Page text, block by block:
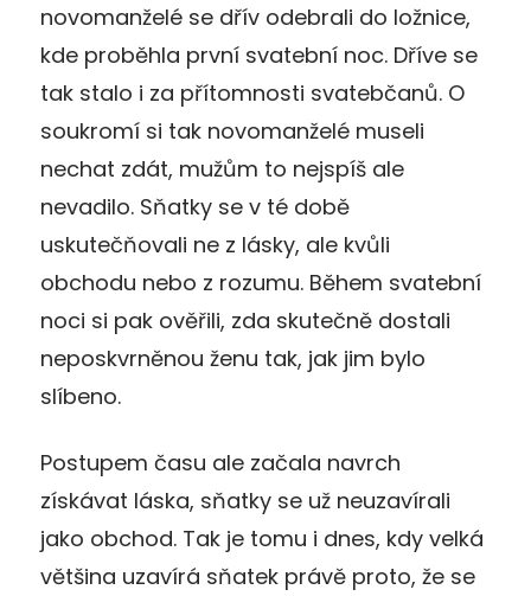
novomanželé se dřív odebrali do ložnice,
kde proběhla první svatební noc. Dříve se
tak stalo i za přítomnosti svatebčanů. O
soukromí si tak novomanželé museli
nechat zdát, mužům to nejspíš ale
nevadilo. Sňatky se v té době
uskutečňovali ne z lásky, ale kvůli
obchodu nebo z rozumu. Během svatební
noci si pak ověřili, zda skutečně dostali
neposkvrněnou ženu tak, jak jim bylo
slíbeno.
Postupem času ale začala navrch
získávat láska, sňatky se už neuzavírali
jako obchod. Tak je tomu i dnes, kdy velká
většina uzavírá sňatek právě proto, že se